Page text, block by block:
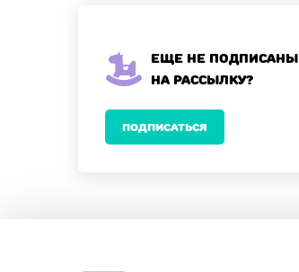
Еще не подписаны
на рассылку?
ПОДПИСАТЬСЯ